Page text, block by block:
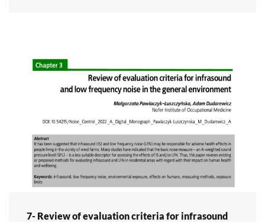
7- Review of evaluation criteria for infrasound